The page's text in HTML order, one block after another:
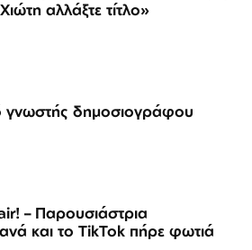
αλλάξτε τίτλο»
γνωστής δημοσιογράφου
– Παρουσιάστρια
και το TikTok πήρε φωτιά